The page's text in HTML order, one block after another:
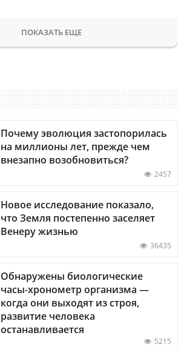
ПОКАЗАТЬ ЕЩЕ
Почему эволюция застопорилась
на миллионы лет, прежде чем
внезапно возобновиться?
2457
Новое исследование показало,
что Земля постепенно заселяет
Венеру жизнью
36435
Обнаружены биологические
часы-хронометр организма —
когда они выходят из строя,
развитие человека
останавливается
5215